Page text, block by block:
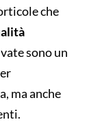
che
sono un
ma anche